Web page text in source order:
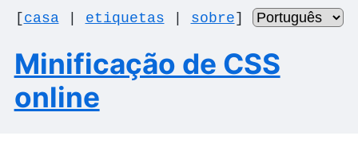
[casa| etiquetas sobre]
Minificação de CSS
online